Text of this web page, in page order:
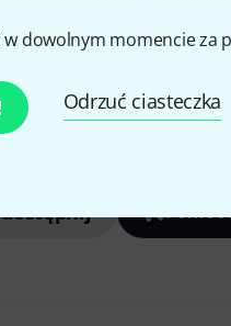
dowolnym momencie za
Odrzuć ciasteczka
Ci się to co